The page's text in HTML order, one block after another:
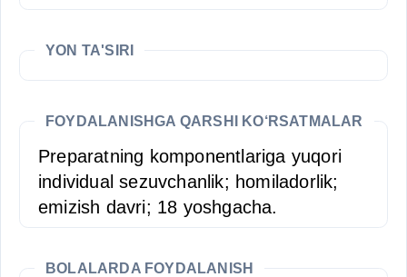
YON TA'SIRI
FOYDALANISHGA QARSHI KO‘RSATMALAR
Preparatning komponentlariga yuqori
individual sezuvchanlik; homiladorlik;
emizish davri; 18 yoshgacha.
BOLALARDA FOYDALANISH